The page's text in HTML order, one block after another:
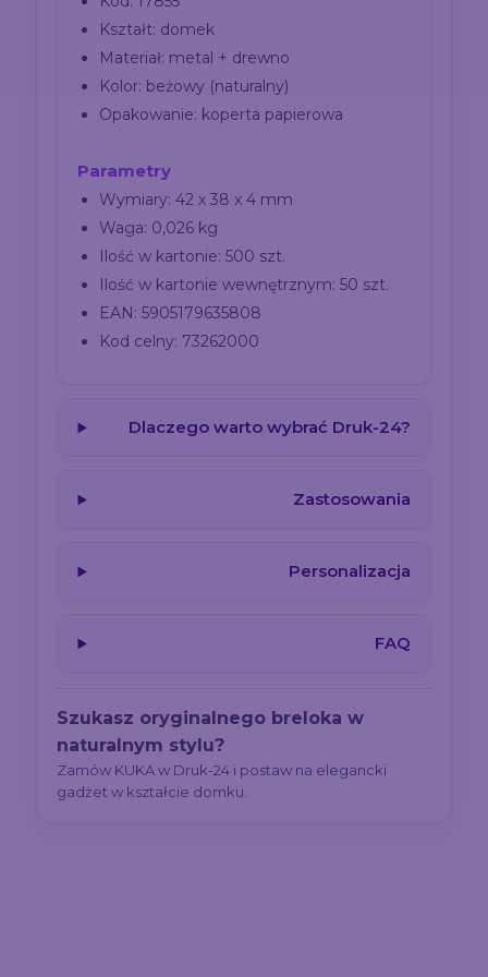
Kształt: domek
Materiał: metal + drewno
Kolor: beżowy (naturalny)
Opakowanie: koperta papierowa
Parametry
Wymiary: 42 x 38 x 4 mm
Waga: 0,026 kg
Ilość w kartonie: 500 szt.
Ilość w kartonie wewnętrznym: 50 szt.
EAN: 5905179635808
Kod celny: 73262000
Dlaczego warto wybrać Druk-24?
Zastosowania
Personalizacja
FAQ
Szukasz oryginalnego breloka w
naturalnym stylu?
Zamów KUKA w Druk-24 i postaw na elegancki
gadżet w kształcie domku.